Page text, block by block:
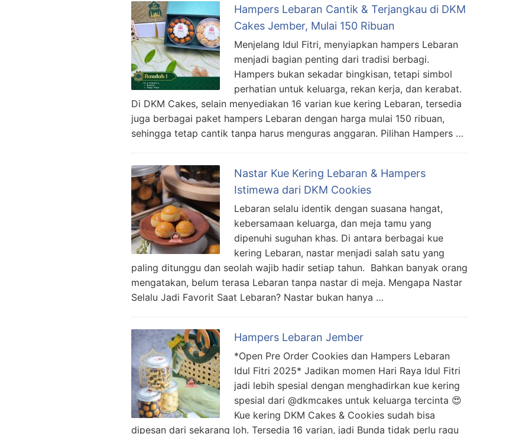
Hampers Lebaran Cantik & Terjangkau di DKM
Cakes Jember, Mulai 150 Ribuan
Menjelang Idul Fitri, menyiapkan hampers Lebaran
menjadi bagian penting dari tradisi berbagi.
Hampers bukan sekadar bingkisan, tetapi simbol
perhatian untuk keluarga, rekan kerja, dan kerabat.
Di DKM Cakes, selain menyediakan 16 varian kue kering Lebaran, tersedia
juga berbagai paket hampers Lebaran dengan harga mulai 150 ribuan,
sehingga tetap cantik tanpa harus menguras anggaran. Pilihan Hampers …
Nastar Kue Kering Lebaran & Hampers
Istimewa dari DKM Cookies
Lebaran selalu identik dengan suasana hangat,
kebersamaan keluarga, dan meja tamu yang
dipenuhi suguhan khas. Di antara berbagai kue
kering Lebaran, nastar menjadi salah satu yang
paling ditunggu dan seolah wajib hadir setiap tahun. Bahkan banyak orang
mengatakan, belum terasa Lebaran tanpa nastar di meja. Mengapa Nastar
Selalu Jadi Favorit Saat Lebaran? Nastar bukan hanya …
Hampers Lebaran Jember
*Open Pre Order Cookies dan Hampers Lebaran
Idul Fitri 2025* Jadikan momen Hari Raya Idul Fitri
jadi lebih spesial dengan menghadirkan kue kering
spesial dari @dkmcakes untuk keluarga tercinta 😍
Kue kering DKM Cakes & Cookies sudah bisa
dipesan dari sekarang loh. Tersedia 16 varian, jadi Bunda tidak perlu ragu